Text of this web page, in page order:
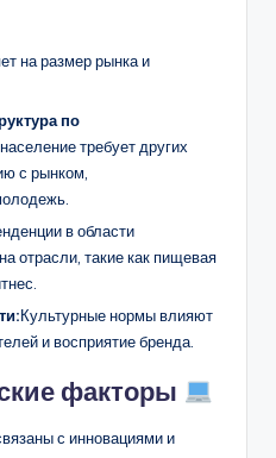
на размер рынка и
по
требует других
с рынком,
в области
отрасли, такие как пищевая
Культурные нормы влияют
и восприятие бренда.
факторы
с инновациями и